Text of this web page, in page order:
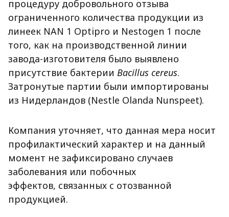
процедуру добровольного отзыва
ограниченного количества продукции из
линеек NAN 1 Optipro и Nestogen 1 после
того, как на производственной линии
завода-изготовителя было выявлено
присутствие бактерии Bacillus cereus.
Затронутые партии были импортированы
из Нидерландов (Nestle Olanda Nunspeet).
Компания уточняет, что данная мера носит
профилактический характер и на данный
момент не зафиксировано случаев
заболевания или побочных
эффектов, связанных с отозванной
продукцией.